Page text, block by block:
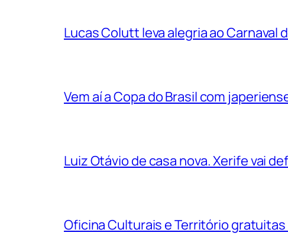
Lucas Colutt leva alegria ao Carnaval
Vem aí a Copa do Brasil com
Luiz Otávio de casa nova. Xerife vai
Oficina Culturais e Território